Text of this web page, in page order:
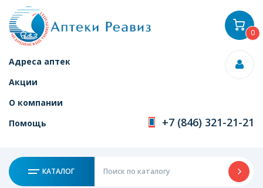
Адреса аптек
Акции
О компании
Помощь
+7 (846) 321-21-21
КАТАЛОГ
0